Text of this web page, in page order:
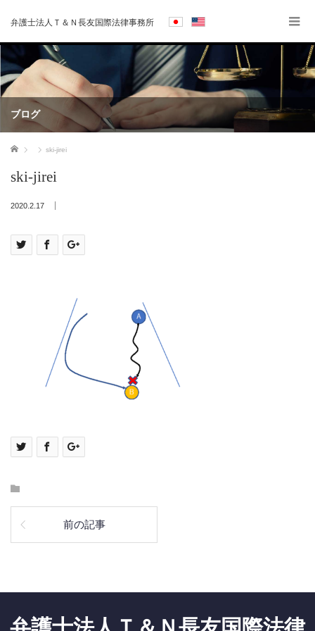
弁護士法人Ｔ＆Ｎ長友国際法律事務所
ブログ
ホーム ski-jirei
ski-jirei
2020.2.17
前の記事